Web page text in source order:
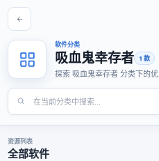
软件分类
吸血鬼幸存者 1 款
探索 吸血鬼幸存者 分类下的
资源列表
全部软件